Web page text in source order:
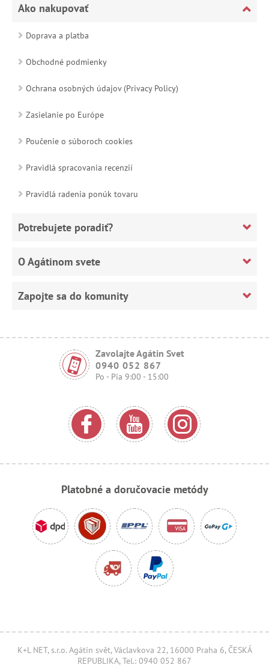
Ako nakupovať
Doprava a platba
Obchodné podmienky
Ochrana osobných údajov (Privacy Policy)
Zasielanie po Európe
Poučenie o súboroch cookies
Pravidlá spracovania recenzií
Pravidlá radenia ponúk tovaru
Potrebujete poradiť?
O Agátinom svete
Zapojte sa do komunity
Zavolajte Agátin Svet
0940 052 867
Po - Pia 9:00 - 15:00
Platobné a doručovacie metódy
K+L NET, s.r.o. Agátin svět, Václavkova 22, 16000 Praha 6, ČESKÁ
REPUBLIKA, Tel.: 0940 052 867